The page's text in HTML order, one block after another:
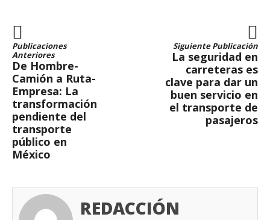
Publicaciones
Anteriores
De Hombre-
Camión a Ruta-
Empresa: La
transformación
pendiente del
transporte
público en
México
Siguiente Publicación
La seguridad en
carreteras es
clave para dar un
buen servicio en
el transporte de
pasajeros
REDACCIÓN